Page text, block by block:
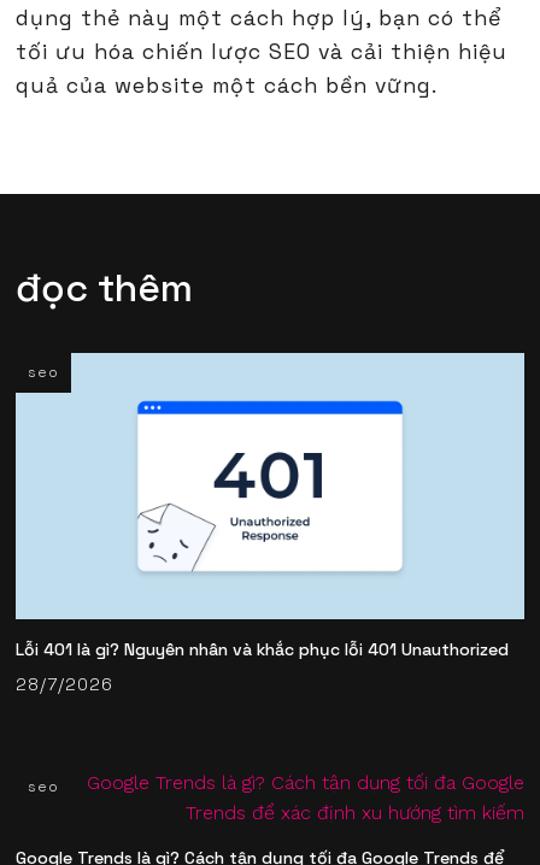
dụng thẻ này một cách hợp lý, bạn có thể
tối ưu hóa chiến lược SEO và cải thiện hiệu
quả của website một cách bền vững.
đọc thêm
seo
Lỗi 401 là gì? Nguyên nhân và khắc phục lỗi 401 Unauthorized
28/7/2026
seo
Google Trends là gì? Cách tận dụng tối đa Google Trends để